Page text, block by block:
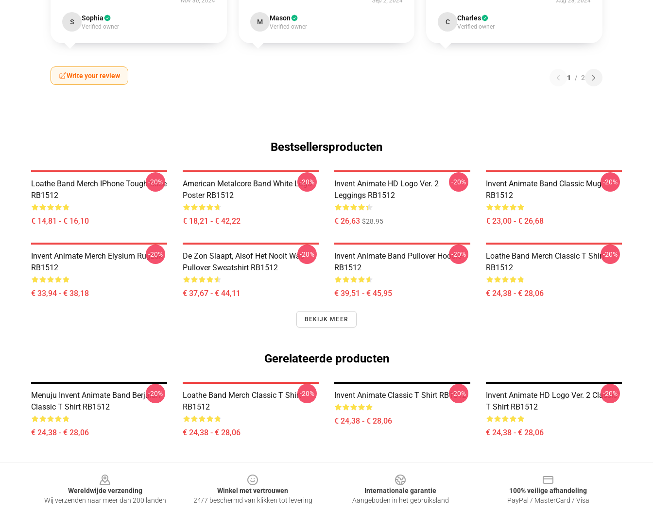
S Sophia
Verified owner
M Mason
Verified owner
C Charles
Verified owner
Write your review 1 / 2
Bestsellersproducten
Loathe Band Merch IPhone Tough Case
RB1512
€ 14,81 - € 16,10
-20%
American Metalcore Band White Logo
Poster RB1512
€ 18,21 - € 42,22
-20%
Invent Animate HD Logo Ver. 2
Leggings RB1512
€ 26,63 $28.95
-20%
Invent Animate Band Classic Mug
RB1512
€ 23,00 - € 26,68
-20%
Invent Animate Merch Elysium Rugzak
RB1512
€ 33,94 - € 38,18
-20%
De Zon Slaapt, Alsof Het Nooit Was
Pullover Sweatshirt RB1512
€ 37,67 - € 44,11
-20%
Invent Animate Band Pullover Hoodie
RB1512
€ 39,51 - € 45,95
-20%
Loathe Band Merch Classic T Shirt
RB1512
€ 24,38 - € 28,06
-20%
BEKIJK MEER
Gerelateerde producten
Menuju Invent Animate Band Berjalan
Classic T Shirt RB1512
€ 24,38 - € 28,06
-20%
Loathe Band Merch Classic T Shirt
RB1512
€ 24,38 - € 28,06
-20% Invent Animate Classic T Shirt RB1512
€ 24,38 - € 28,06
-20%
Invent Animate HD Logo Ver. 2 Classic
T Shirt RB1512
€ 24,38 - € 28,06
-20%
Wereldwijde verzending
Wij verzenden naar meer dan 200 landen
Winkel met vertrouwen
24/7 beschermd van klikken tot levering
Internationale garantie
Aangeboden in het gebruiksland
100% veilige afhandeling
PayPal / MasterCard / Visa